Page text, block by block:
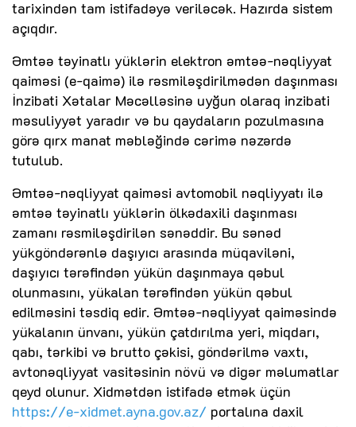
tarixindən tam istifadəyə veriləcək. Hazırda sistem
açıqdır.
Əmtəə təyinatlı yüklərin elektron əmtəə-nəqliyyat
qaiməsi (e-qaimə) ilə rəsmiləşdirilmədən daşınması
İnzibati Xətalar Məcəlləsinə uyğun olaraq inzibati
məsuliyyət yaradır və bu qaydaların pozulmasına
görə qırx manat məbləğində cərimə nəzərdə
tutulub.
Əmtəə-nəqliyyat qaiməsi avtomobil nəqliyyatı ilə
əmtəə təyinatlı yüklərin ölkədaxili daşınması
zamanı rəsmiləşdirilən sənəddir. Bu sənəd
yükgöndərənlə daşıyıcı arasında müqaviləni,
daşıyıcı tərəfindən yükün daşınmaya qəbul
olunmasını, yükalan tərəfindən yükün qəbul
edilməsini təsdiq edir. Əmtəə-nəqliyyat qaiməsində
yükalanın ünvanı, yükün çatdırılma yeri, miqdarı,
qabı, tərkibi və brutto çəkisi, göndərilmə vaxtı,
avtonəqliyyat vasitəsinin növü və digər məlumatlar
qeyd olunur. Xidmətdən istifadə etmək üçün
https://e-xidmet.ayna.gov.az/ portalına daxil